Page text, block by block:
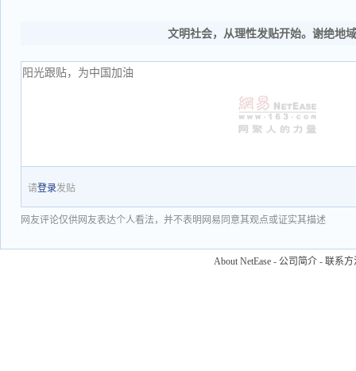
文明社会，从理性发贴开始。谢绝地
请登录发贴
网友评论仅供网友表达个人看法，并不表明网易同意其观点或证实其描述
About NetEase - 公司简介 - 联系方